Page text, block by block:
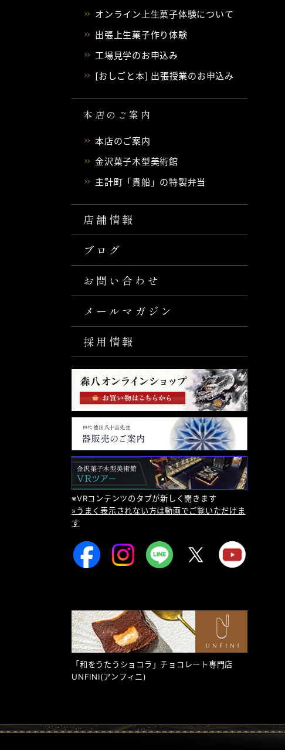
オンライン上生菓子体験について
出張上生菓子作り体験
工場見学のお申込み
[おしごと本] 出張授業のお申込み
本店のご案内
本店のご案内
金沢菓子木型美術館
主計町「貴船」の特製弁当
店舗情報
ブログ
お問い合わせ
メールマガジン
採用情報
※VRコンテンツのタブが新しく開きます
»うまく表示されない方は動画でご覧いただけま
す
「和をうたうショコラ」チョコレート専門店
UNFINI(アンフィニ)